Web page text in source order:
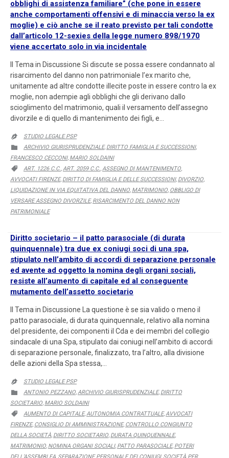
obblighi di assistenza familiare” (che pone in essere
anche comportamenti offensivi e di minaccia verso la ex
moglie) e ciò anche se il reato previsto per tali condotte
dall’articolo 12-sexies della legge numero 898/1970
viene accertato solo in via incidentale
Il Tema in Discussione Si discute se possa essere condannato al
risarcimento del danno non patrimoniale l’ex marito che,
unitamente ad altre condotte illecite poste in essere contro la ex
moglie, non adempie agli obblighi che gli derivano dallo
scioglimento del matrimonio, quali il versamento dell’assegno
divorzile e di quello di mantenimento dei figli, e…

STUDIO LEGALE PSP

CATEGORY
ARCHIVIO GIURISPRUDENZIALE, DIRITTO FAMIGLIA E SUCCESSIONI,
FRANCESCO CECCONI, MARIO SOLDAINI

CATEGORY
ART. 1226 C.C. ART. 2059 C.C. ASSEGNO DI MANTENIMENTO
AVVOCATI FIRENZE, DIRITTO DI FAMIGLIA E DELLE SUCCESSIONI, DIVORZIO
LIQUIDAZIONE IN VIA EQUITATIVA DEL DANNO MATRIMONIO OBBLIGO DI
VERSARE ASSEGNO DIVORZILE, RISARCIMENTO DEL DANNO NON
PATRIMONIALE
Diritto societario – il patto parasociale (di durata
quinquennale) tra due ex coniugi soci di una spa,
stipulato nell’ambito di accordi di separazione personale
ed avente ad oggetto la nomina degli organi sociali,
resiste all’aumento di capitale ed al conseguente
mutamento dell’assetto societario
Il Tema in Discussione La questione è se sia valido o meno il
patto parasociale, di durata quinquennale, relativo alla nomina
del presidente, dei componenti il Cda e dei membri del collegio
sindacale di una Spa, stipulato dai coniugi nell’ambito di accordi
di separazione personale, finalizzato, tra l’altro, alla divisione
delle azioni della Spa stessa,…

STUDIO LEGALE PSP

CATEGORY
ANTONIO PEZZANO ARCHIVIO GIURISPRUDENZIALE, DIRITTO
SOCIETARIO MARIO SOLDAINI

CATEGORY
AUMENTO DI CAPITALE,AUTONOMIA CONTRATTUALE,AVVOCATI
FIRENZE, CONSIGLIO DI AMMINISTRAZIONE, CONTROLLO CONGIUNTO
DELLA SOCIETÀ DIRITTO SOCIETARIO DURATA QUINQUENNALE,
MATRIMONIO NOMINA ORGANI SOCIALI, PATTO PARASOCIALE, POTERI
,